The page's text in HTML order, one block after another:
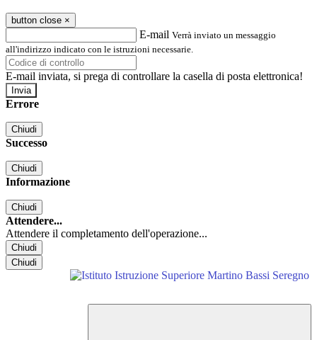
button close ×
E-mail Verrà inviato un messaggio
all'indirizzo indicato con le istruzioni necessarie.
E-mail inviata, si prega di controllare la casella di posta elettronica!
Errore
Chiudi
Successo
Chiudi
Informazione
Chiudi
Attendere...
Attendere il completamento dell'operazione...
Chiudi
Chiudi